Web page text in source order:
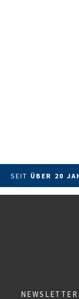
SEIT ÜBER 20
NEWSLETTER